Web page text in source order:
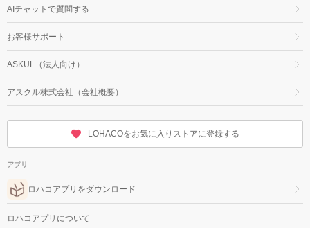
AIチャットで質問する
お客様サポート
ASKUL（法人向け）
アスクル株式会社（会社概要）
LOHACOをお気に入りストアに登録する
アプリ
ロハコアプリをダウンロード
ロハコアプリについて